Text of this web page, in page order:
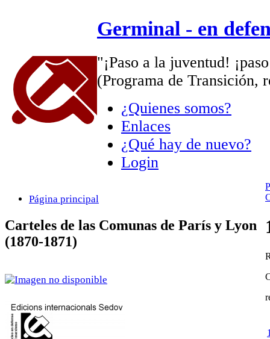
Germinal - en
"¡Paso a la juventud!
(Programa de Transición,
¿Quienes somos?
Enlaces
¿Qué hay de nuevo?
Login
Página principal
Carteles de las Comunas de París y Lyon
(1870-1871)